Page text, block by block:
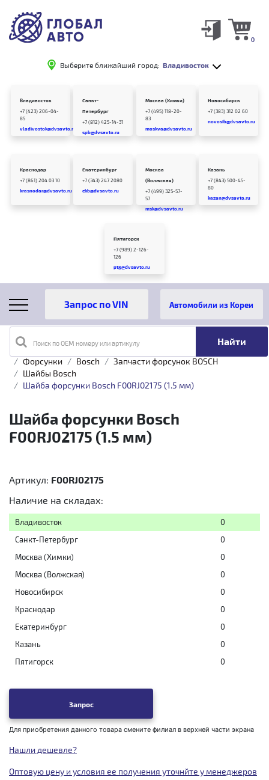
Выберите ближайший город: Владивосток
0
Владивосток
+7 (423) 206-04-
85
vladivostok@dvsavto.ru
Санкт-
Петербург
+7 (812) 425-14-31
spb@dvsavto.ru
Москва (Химки)
+7 (495) 118-20-
83
moskva@dvsavto.ru
Новосибирск
+7 (383) 312 02 60
novosib@dvsavto.ru
Краснодар
+7 (861) 204 03 10
krasnodar@dvsavto.ru
Екатеринбург
+7 (343) 247 2080
ekb@dvsavto.ru
Москва
(Волжская)
+7 (499) 325-57-
57
msk@dvsavto.ru
Казань
+7 (843) 500-45-
80
kazan@dvsavto.ru
Пятигорск
+7 (989) 2-126-
126
ptg@dvsavto.ru
Поиск по OEM номеру или артикулу
Автомобили из Кореи
Главная Каталог товаров
Топливная аппаратура
Форсунки
Bosch
Запчасти форсунок BOSCH
Шайбы Bosch
Шайба форсунки Bosch F00RJ02175 (1.5 мм)
Шайба форсунки Bosch
F00RJ02175 (1.5 мм)
Артикул: F00RJ02175
Наличие на складах:
Владивосток
0
Санкт-Петербург
0
Москва (Химки)
0
Москва (Волжская)
0
Новосибирск
0
Краснодар
0
Екатеринбург
0
Казань
0
Пятигорск
0
Запрос
Для приобретения данного товара смените филиал в верхней части экрана
Нашли дешевле?
Оптовую цену и условия ее получения уточнйте у менеджеров